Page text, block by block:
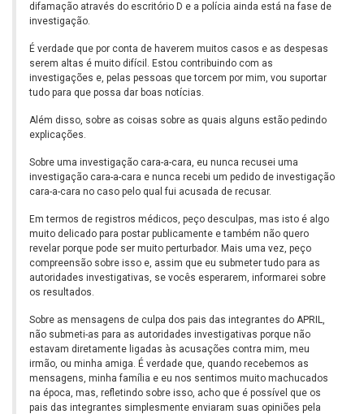
difamação através do escritório D e a polícia ainda está na fase de
investigação.
É verdade que por conta de haverem muitos casos e as despesas
serem altas é muito difícil. Estou contribuindo com as
investigações e, pelas pessoas que torcem por mim, vou suportar
tudo para que possa dar boas notícias.
Além disso, sobre as coisas sobre as quais alguns estão pedindo
explicações.
Sobre uma investigação cara-a-cara, eu nunca recusei uma
investigação cara-a-cara e nunca recebi um pedido de investigação
cara-a-cara no caso pelo qual fui acusada de recusar.
Em termos de registros médicos, peço desculpas, mas isto é algo
muito delicado para postar publicamente e também não quero
revelar porque pode ser muito perturbador. Mais uma vez, peço
compreensão sobre isso e, assim que eu submeter tudo para as
autoridades investigativas, se vocês esperarem, informarei sobre
os resultados.
Sobre as mensagens de culpa dos pais das integrantes do APRIL,
não submeti-as para as autoridades investigativas porque não
estavam diretamente ligadas às acusações contra mim, meu
irmão, ou minha amiga. É verdade que, quando recebemos as
mensagens, minha família e eu nos sentimos muito machucados
na época, mas, refletindo sobre isso, acho que é possível que os
pais das integrantes simplesmente enviaram suas opiniões pela